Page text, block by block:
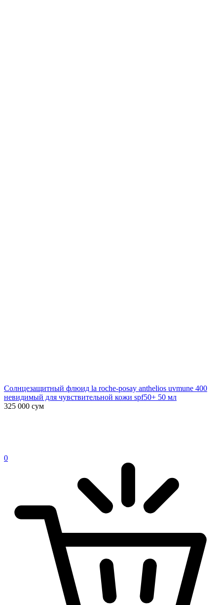
Солнцезащитный флюид la roche-posay anthelios uvmune 400
невидимый для чувствительной кожи spf50+ 50 мл
325 000 сум
0